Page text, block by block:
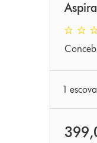
0
estrelas
em
0
1